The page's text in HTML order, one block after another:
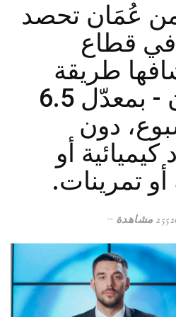
من عُمَان تحصد
في قطاع
طريقة
لإنقاص الوزن - بمعدّل 6.5
دون
أو
أو تمرينات.
مشاهدة